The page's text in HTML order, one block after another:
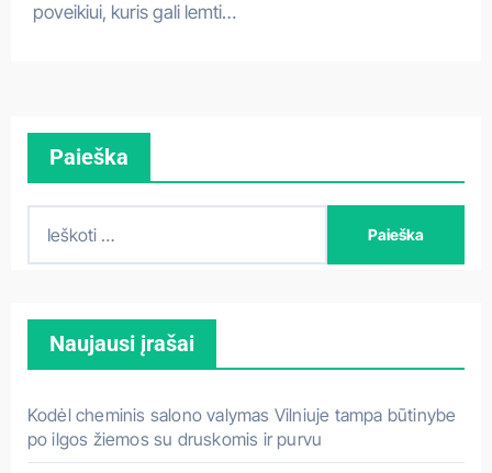
poveikiui, kuris gali lemti…
Paieška
t
i
:
Naujausi įrašai
Kodėl cheminis salono valymas Vilniuje tampa būtinybe
po ilgos žiemos su druskomis ir purvu